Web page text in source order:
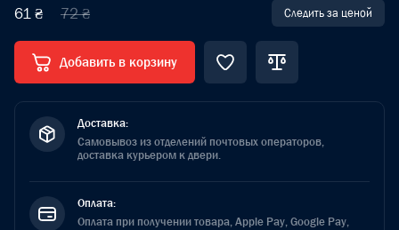
61 ₴ 72 ₴ Следить за ценой
Добавить в корзину
Доставка:
Самовывоз из отделений почтовых операторов,
доставка курьером к двери.
Оплата:
Оплата при получении товара, Apple Pay, Google Pay,